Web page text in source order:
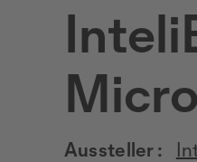
Aussteller :